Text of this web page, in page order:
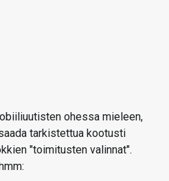
ohessa mieleen,
tarkistettua kootusti
"toimitusten valinnat".